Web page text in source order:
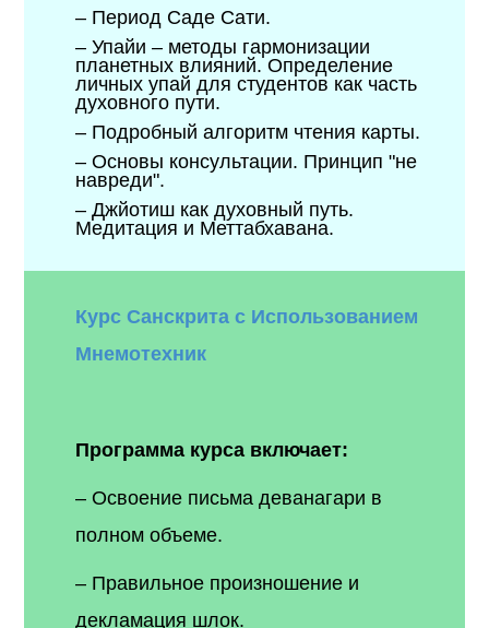
– Период Саде Сати.
– Упайи – методы гармонизации
планетных влияний. Определение
личных упай для студентов как часть
духовного пути.
– Подробный алгоритм чтения карты.
– Основы консультации. Принцип "не
навреди".
– Джйотиш как духовный путь.
Медитация и Меттабхавана.
Курс Санскрита с Использованием
Мнемотехник
Программа курса включает:
– Освоение письма деванагари в
полном объеме.
– Правильное произношение и
декламация шлок.